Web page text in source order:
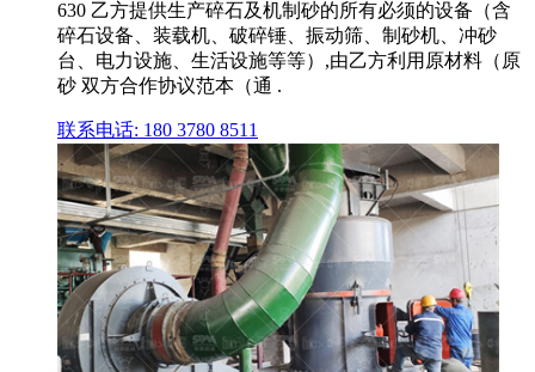
630 乙方提供生产碎石及机制砂的所有必须的设备（含
碎石设备、装载机、破碎锤、振动筛、制砂机、冲砂
台、电力设施、生活设施等等）,由乙方利用原材料（原
砂 双方合作协议范本（通 .
联系电话: 180 3780 8511